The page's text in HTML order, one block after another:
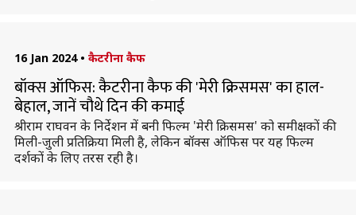
16 Jan 2024 • कैटरीना कैफ
बॉक्स ऑफिस: कैटरीना कैफ की 'मेरी क्रिसमस' का हाल-
बेहाल, जानें चौथे दिन की कमाई
श्रीराम राघवन के निर्देशन में बनी फिल्म 'मेरी क्रिसमस' को समीक्षकों की
मिली-जुली प्रतिक्रिया मिली है, लेकिन बॉक्स ऑफिस पर यह फिल्म
दर्शकों के लिए तरस रही है।